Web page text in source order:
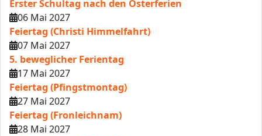
Erster Schultag nach den Osterferien
06 Mai 2027
Feiertag (Christi Himmelfahrt)
07 Mai 2027
5. beweglicher Ferientag
17 Mai 2027
Feiertag (Pfingstmontag)
27 Mai 2027
Feiertag (Fronleichnam)
28 Mai 2027